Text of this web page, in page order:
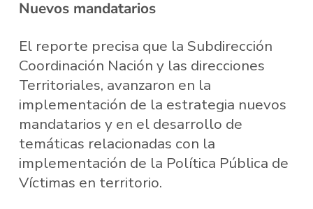
Nuevos mandatarios
El reporte precisa que la Subdirección
Coordinación Nación y las direcciones
Territoriales, avanzaron en la
implementación de la estrategia nuevos
mandatarios y en el desarrollo de
temáticas relacionadas con la
implementación de la Política Pública de
Víctimas en territorio.